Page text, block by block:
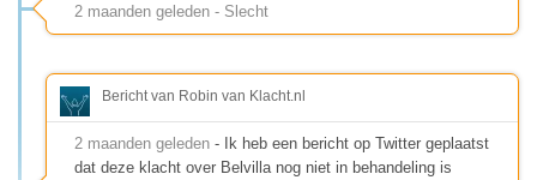
2 maanden geleden - Slecht
Bericht van Robin van Klacht.nl
2 maanden geleden - Ik heb een bericht op Twitter geplaatst
dat deze klacht over Belvilla nog niet in behandeling is